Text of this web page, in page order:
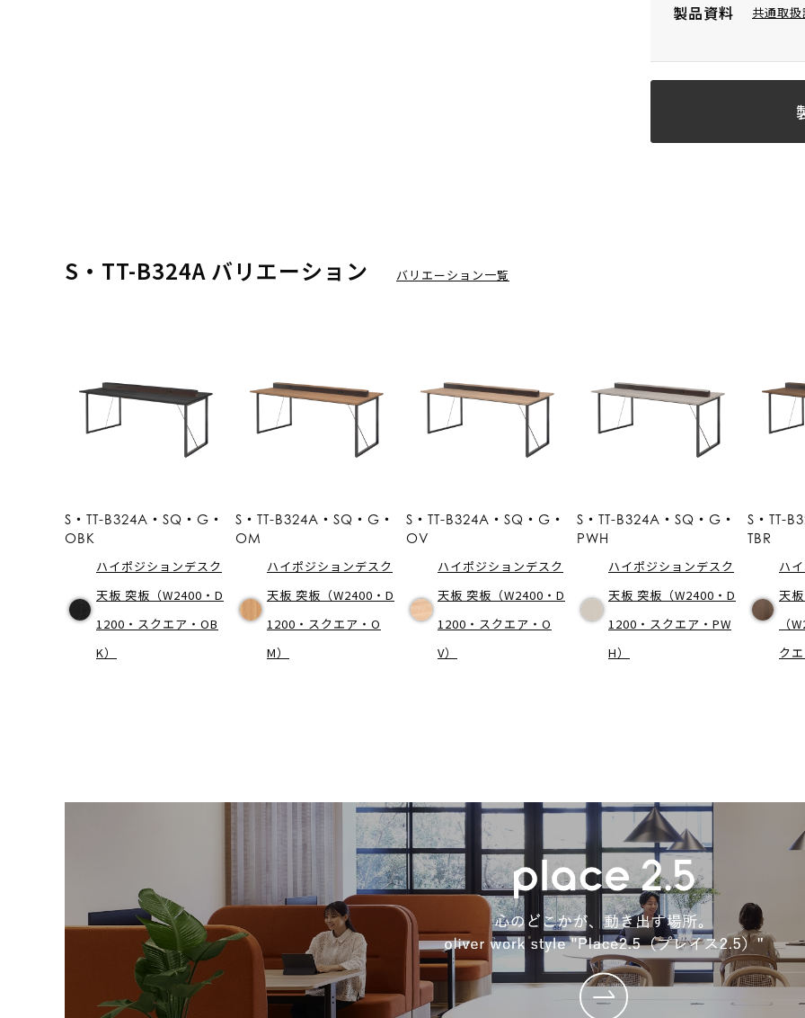
製品資料 共通取
S・TT-B324A バリエーション バリエーション一覧
S・TT-B324A・SQ・G・
OBK
ハイポジションデスク
天板 突板（W2400・D
1200・スクエア・OB
K）
S・TT-B324A・SQ・G・
OM
ハイポジションデスク
天板 突板（W2400・D
1200・スクエア・O
M）
S・TT-B324A・SQ・G・
OV
ハイポジションデスク
天板 突板（W2400・D
1200・スクエア・O
V）
S・TT-B324A・SQ・G・
PWH
ハイポジションデスク
天板 突板（W2400・D
1200・スクエア・PW
H）
S・TT-
TBR
ハ
天
（
クエ